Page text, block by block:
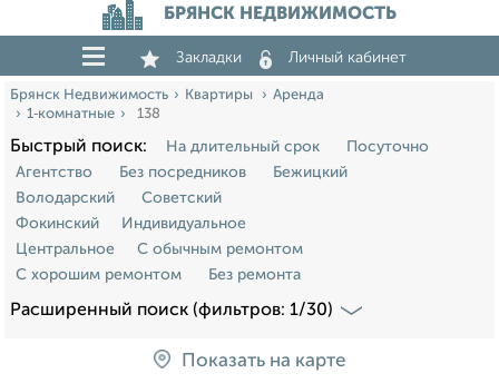
БРЯНСК НЕДВИЖИМОСТЬ
Закладки Личный кабинет
Брянск Недвижимость Квартиры
Аренда
1‑комнатные
138
Быстрый поиск: На длительный срок
Посуточно
Агентство
Без посредников
Бежицкий
Володарский
Советский
Фокинский
Индивидуальное
Центральное
С обычным ремонтом
С хорошим ремонтом
Без ремонта
Расширенный поиск (фильтров: 1/30)
Показать на карте